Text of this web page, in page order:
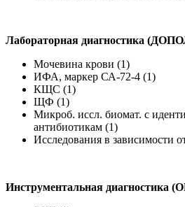
Лабораторная диагностика
Мочевина крови (1)
ИФА, маркер СА-72-4 (1)
КЩС (1)
ЩФ (1)
Микроб. иссл. биомат. с
антибиотикам (1)
Исследования в зависимости
Инструментальная